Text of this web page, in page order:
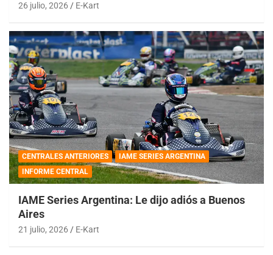
26 julio, 2026 E-Kart
CENTRALES ANTERIORES
IAME SERIES ARGENTINA
INFORME CENTRAL
IAME Series Argentina: Le dijo adiós a Buenos
Aires
21 julio, 2026 E-Kart